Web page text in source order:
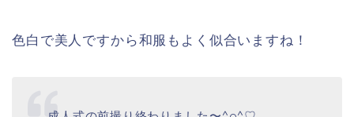
色白で美人ですから和服もよく似合いますね！